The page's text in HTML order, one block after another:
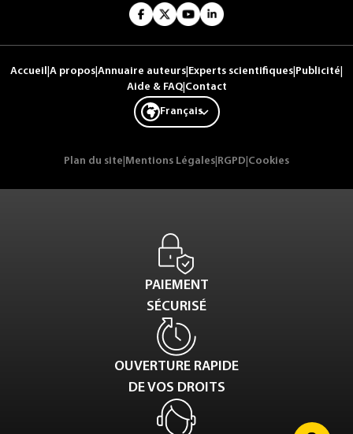
Accueil A propos Annuaire auteurs Experts scientifiques Publicité
Aide & FAQ| Contact
Français
Plan du site Mentions Légales RGPD Cookies
PAIEMENT
SÉCURISÉ
OUVERTURE RAPIDE
DE VOS DROITS